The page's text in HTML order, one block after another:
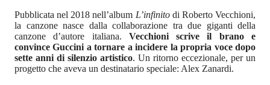
Pubblicata nel 2018 nell’album L’infinitodi Roberto Vecchioni,
la canzone nasce dalla collaborazione tra due giganti della
canzone d’autore italiana. Vecchioni scrive il brano e
convince Guccini a tornare a incidere la propria voce dopo
sette anni di silenzio artistico. Un ritorno eccezionale, per un
progetto che aveva un destinatario speciale: Alex Zanardi.